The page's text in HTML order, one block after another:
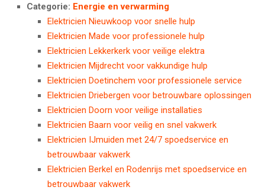
Categorie: Energie en verwarming
Elektricien Nieuwkoop voor snelle hulp
Elektricien Made voor professionele hulp
Elektricien Lekkerkerk voor veilige elektra
Elektricien Mijdrecht voor vakkundige hulp
Elektricien Doetinchem voor professionele service
Elektricien Driebergen voor betrouwbare oplossingen
Elektricien Doorn voor veilige installaties
Elektricien Baarn voor veilig en snel vakwerk
Elektricien IJmuiden met 24/7 spoedservice en
betrouwbaar vakwerk
Elektricien Berkel en Rodenrijs met spoedservice en
betrouwbaar vakwerk